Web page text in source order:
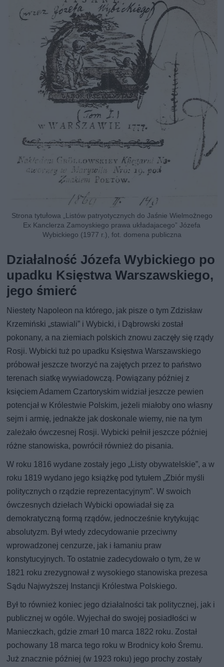
Strona tytułowa „Listów patryotycznych do Jaśnie Wielmożnego
Ex Kanclerza Zamoyskiego prawa układajacego” Józefa
Wybickiego (1977 r.), fot. domena publiczna
Działalność Józefa Wybickiego po
upadku Księstwa Warszawskiego,
jego śmierć
Niestety Napoleon na którego, jak pisze o tym Zdzisław
Krzemiński „stawiali” i Wybicki, i Dąbrowski został
pokonany, a na ziemiach polskich znowu zaczęły się rządy
Rosji. Wybicki tuż po upadku Księstwa Warszawskiego
próbował jeszcze tworzyć na zajętych przez to państwo
terenach siatkę wywiadowczą. Powiązany później z
księciem Adamem Czartoryskim widział jeszcze pewien
potencjał w Królestwie Polskim, jeżeli miałoby ono własny
sejm i armię, jednakże jak doskonale wiemy, nie na tym
zależało ówczesnej Rosji. Wybicki pełnił jeszcze później
różne stanowiska, powrócił również do pisania.
W roku 1816 wydane zostały jego „Listy obywatelskie”, a w
roku 1819 wydano jego książkę pod tytułem „Zbiór myśli
politycznych o rządzie reprezentacyjnym”. W swoich
ówczesnych dziełach Wybicki opowiadał się za
demokratyczną formą rządów, jednocześnie krytykując
absolutyzm. Był wtedy zdecydowanie przeciwny
wprowadzonej cenzurze, jak i łamaniu praw
konstytucyjnych. To ostatnie zadecydowało o tym, że w
1821 roku zrezygnował z wysokiego stanowiska prezesa
Sądu Najwyższej Instancji Królestwa Polskiego.
Był to również koniec jego działalności tak politycznej, jak i
publicznej w ogóle. Wyjechał do swojej posiadłości w
Manieczkach, gdzie zmarł 10 marca 1822 roku. Został
pochowany 18 marca tego roku w Brodnicy koło Śremu.
Już znacznie później (w 1923 roku) jego prochy zostały